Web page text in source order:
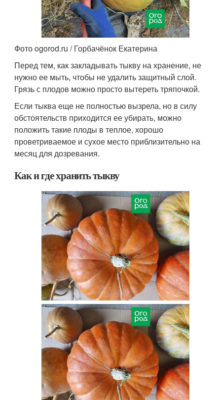
Фото ogorod.ru / Горбачёнок Екатерина
Перед тем, как закладывать тыкву на хранение, не
нужно ее мыть, чтобы не удалить защитный слой.
Грязь с плодов можно просто вытереть тряпочкой.
Если тыква еще не полностью вызрела, но в силу
обстоятельств приходится ее убирать, можно
положить такие плоды в теплое, хорошо
проветриваемое и сухое место приблизительно на
месяц для дозревания.
Как и где хранить тыкву